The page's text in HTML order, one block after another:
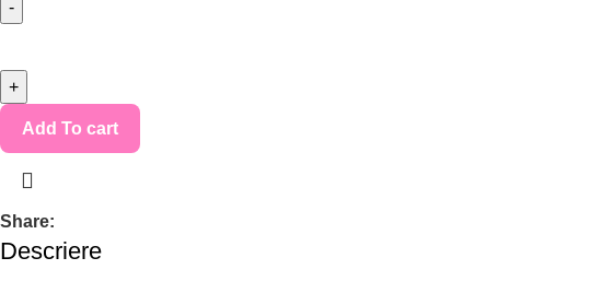
Add To cart
Share:
Descriere